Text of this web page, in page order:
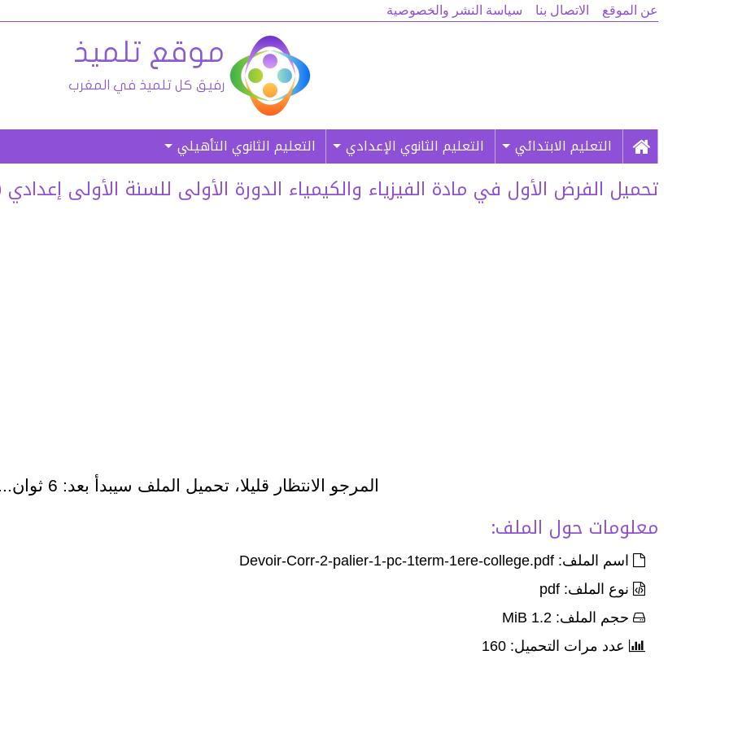
عن الموقع الاتصال بنا سياسة النشر والخصوصية
التعليم الابتدائي التعليم الثانوي الإعدادي التعليم الثانوي التأهيلي
تحميل الفرض الأول في مادة الفيزياء والكيمياء الدورة الأولى للسنة الأولى إعدادي
المرجو الانتظار قليلا، تحميل الملف سيبدأ بعد: 6 ثوان...
معلومات حول الملف:
اسم الملف: Devoir-Corr-2-palier-1-pc-1term-1ere-college.pdf
نوع الملف: pdf
حجم الملف: 1.2 MiB
عدد مرات التحميل: 160